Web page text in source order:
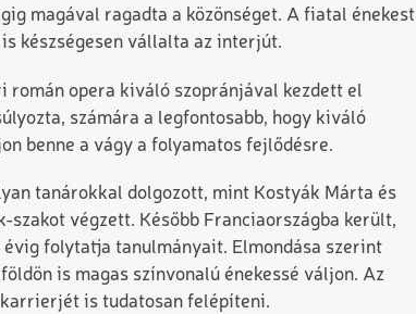
magával ragadta a közönséget. A fiatal énekest
készségesen vállalta az interjút.
román opera kiváló szopránjával kezdett el
számára a legfontosabb, hogy kiváló
benne a vágy a folyamatos fejlődésre.
tanárokkal dolgozott, mint Kostyák Márta és
szakot végzett. Később Franciaországba került,
folytatja tanulmányait. Elmondása szerint
is magas színvonalú énekessé váljon. Az
is tudatosan felépíteni.